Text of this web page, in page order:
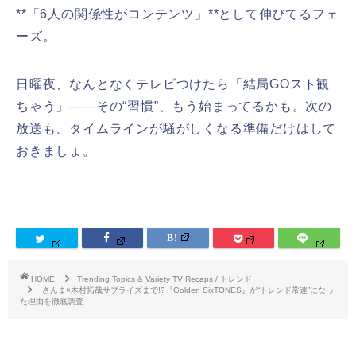
**「6人の関係性がコンテンツ」**として伸びてるフェ
ーズ。
日曜夜、なんとなくテレビつけたら「結局GOスト観
ちゃう」――その“習慣”、もう始まってるかも。次の
放送も、タイムラインが騒がしくなる準備だけはして
おきましょ。
HOME
Trending Topics & Variety TV Recaps / トレンド
さんま×木村拓哉サプライズまで!?『Golden SixTONES』が“トレンド常連”になっ
た理由を徹底調査